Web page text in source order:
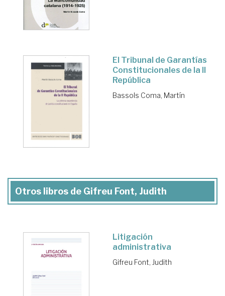
El Tribunal de Garantías
Constitucionales de la II
República
Bassols Coma, Martín
Otros libros de Gifreu Font, Judith
Litigación
administrativa
Gifreu Font, Judith